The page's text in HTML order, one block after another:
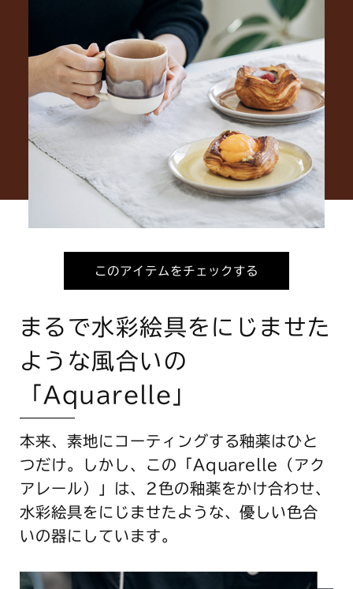
このアイテムをチェックする
まるで水彩絵具をにじませた
ような風合いの
「Aquarelle」
本来、素地にコーティングする釉薬はひと
つだけ。しかし、この「Aquarelle（アク
アレール）」は、2色の釉薬をかけ合わせ、
水彩絵具をにじませたような、優しい色合
いの器にしています。